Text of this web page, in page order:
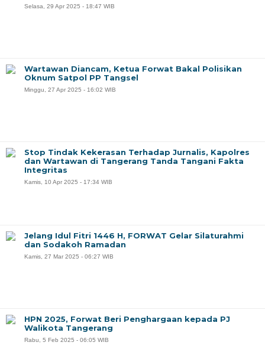
Selasa, 29 Apr 2025 - 18:47 WIB
Wartawan Diancam, Ketua Forwat Bakal Polisikan
Oknum Satpol PP Tangsel
Minggu, 27 Apr 2025 - 16:02 WIB
Stop Tindak Kekerasan Terhadap Jurnalis, Kapolres
dan Wartawan di Tangerang Tanda Tangani Fakta
Integritas
Kamis, 10 Apr 2025 - 17:34 WIB
Jelang Idul Fitri 1446 H, FORWAT Gelar Silaturahmi
dan Sodakoh Ramadan
Kamis, 27 Mar 2025 - 06:27 WIB
HPN 2025, Forwat Beri Penghargaan kepada PJ
Walikota Tangerang
Rabu, 5 Feb 2025 - 06:05 WIB